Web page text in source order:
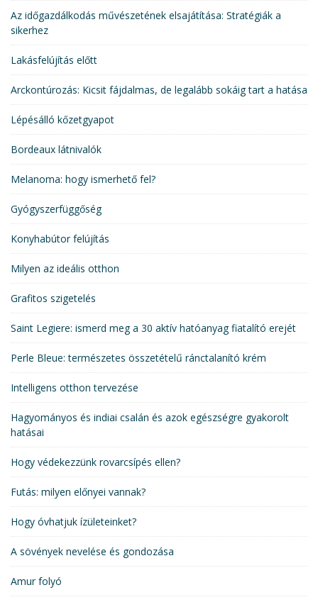
Az időgazdálkodás művészetének elsajátítása: Stratégiák a
sikerhez
Lakásfelújítás előtt
Arckontúrozás: Kicsit fájdalmas, de legalább sokáig tart a hatása
Lépésálló kőzetgyapot
Bordeaux látnivalók
Melanoma: hogy ismerhető fel?
Gyógyszerfüggőség
Konyhabútor felújítás
Milyen az ideális otthon
Grafitos szigetelés
Saint Legiere: ismerd meg a 30 aktív hatóanyag fiatalító erejét
Perle Bleue: természetes összetételű ránctalanító krém
Intelligens otthon tervezése
Hagyományos és indiai csalán és azok egészségre gyakorolt
hatásai
Hogy védekezzünk rovarcsípés ellen?
Futás: milyen előnyei vannak?
Hogy óvhatjuk ízületeinket?
A sövények nevelése és gondozása
Amur folyó